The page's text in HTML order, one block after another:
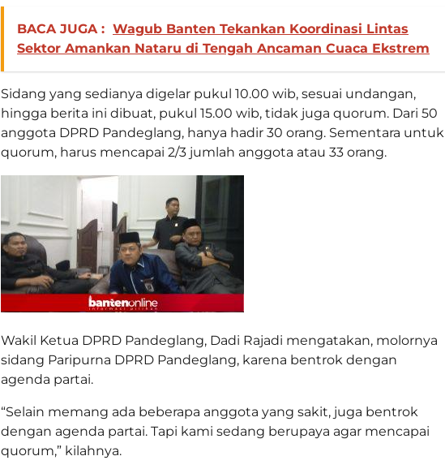
BACA JUGA : Wagub Banten Tekankan Koordinasi Lintas
Sektor Amankan Nataru di Tengah Ancaman Cuaca Ekstrem
Sidang yang sedianya digelar pukul 10.00 wib, sesuai undangan,
hingga berita ini dibuat, pukul 15.00 wib, tidak juga quorum. Dari 50
anggota DPRD Pandeglang, hanya hadir 30 orang. Sementara untuk
quorum, harus mencapai 2/3 jumlah anggota atau 33 orang.
Wakil Ketua DPRD Pandeglang, Dadi Rajadi mengatakan, molornya
sidang Paripurna DPRD Pandeglang, karena bentrok dengan
agenda partai.
“Selain memang ada beberapa anggota yang sakit, juga bentrok
dengan agenda partai. Tapi kami sedang berupaya agar mencapai
quorum,” kilahnya.